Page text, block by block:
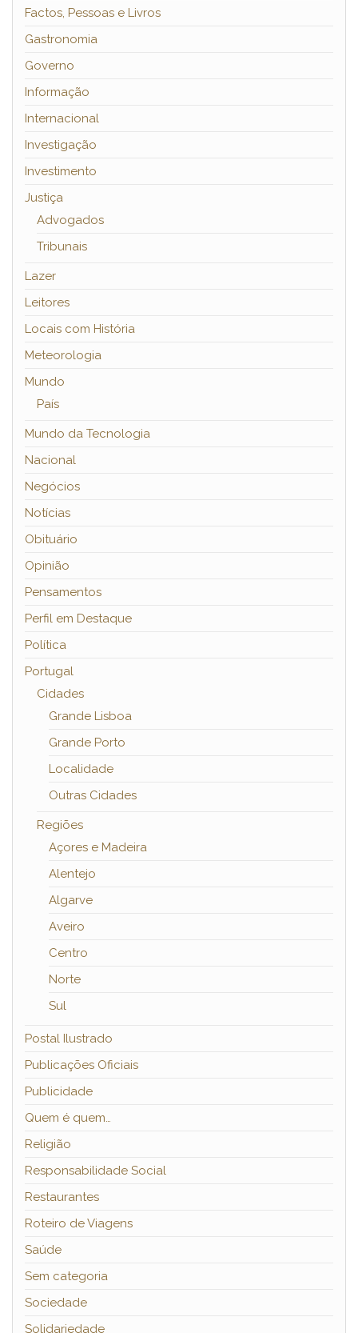
Factos, Pessoas e Livros
Gastronomia
Governo
Informação
Internacional
Investigação
Investimento
Justiça
Advogados
Tribunais
Lazer
Leitores
Locais com História
Meteorologia
Mundo
País
Mundo da Tecnologia
Nacional
Negócios
Notícias
Obituário
Opinião
Pensamentos
Perfil em Destaque
Política
Portugal
Cidades
Grande Lisboa
Grande Porto
Localidade
Outras Cidades
Regiões
Açores e Madeira
Alentejo
Algarve
Aveiro
Centro
Norte
Sul
Postal Ilustrado
Publicações Oficiais
Publicidade
Quem é quem…
Religião
Responsabilidade Social
Restaurantes
Roteiro de Viagens
Saúde
Sem categoria
Sociedade
Solidariedade